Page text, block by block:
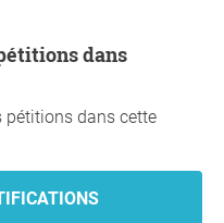
pétitions dans cette